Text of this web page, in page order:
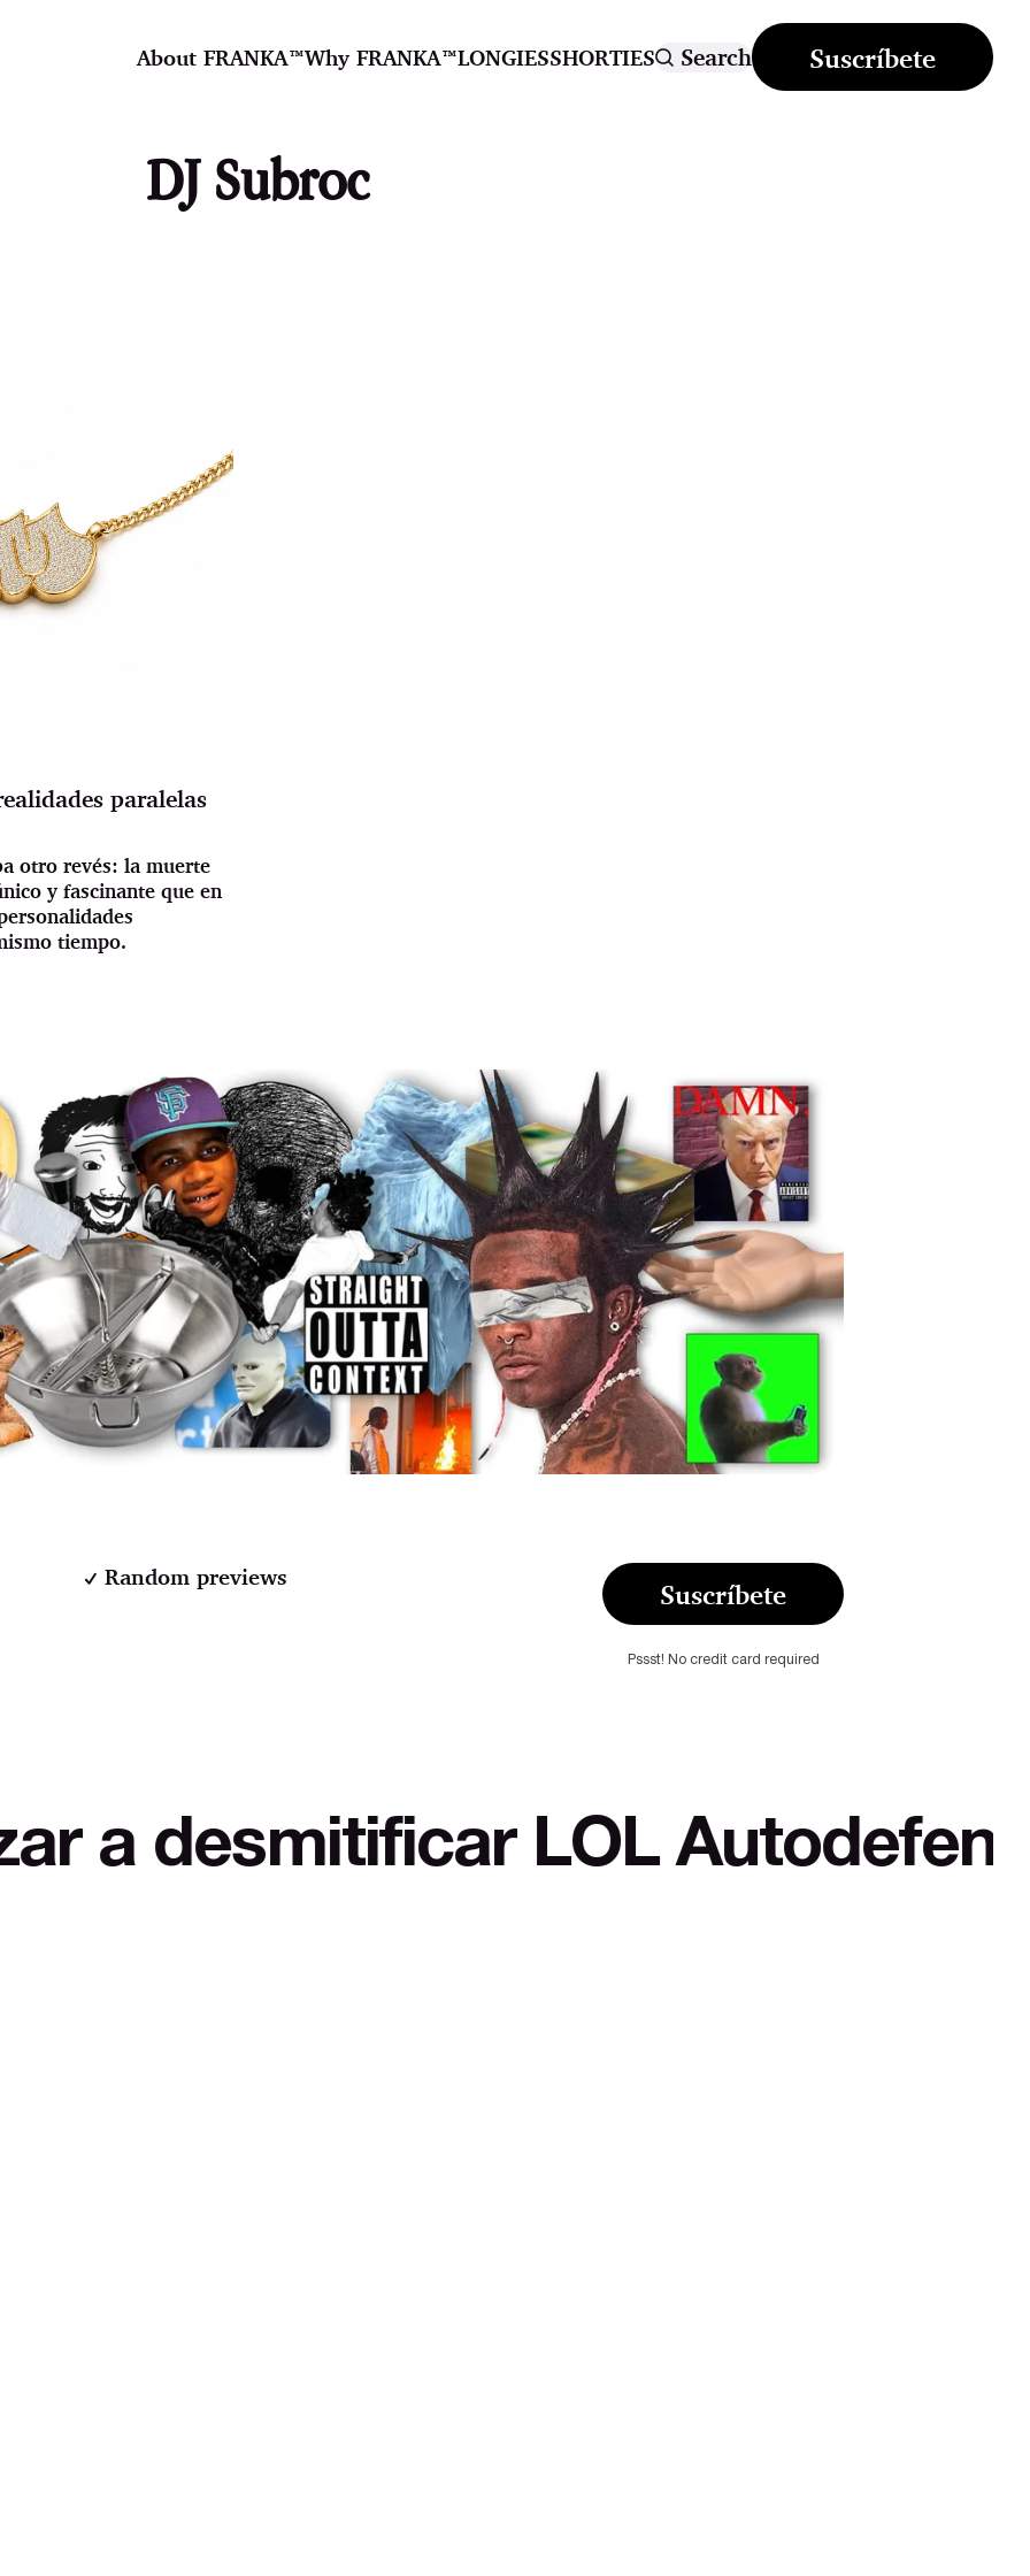
About FRANKA™️Why FRANKA™️LONGIESSHORTIES Search Suscríbete
DJ Subroc
paralelas
otro revés: la muerte
y fascinante que en
tiempo.
Random previews
Suscríbete
Pssst! No credit card required
LOL Autodefensa